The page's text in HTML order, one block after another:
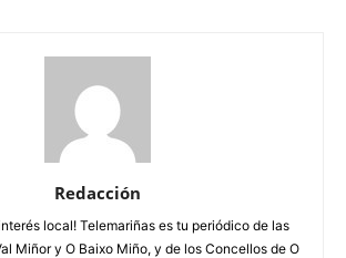
Redacción
local! Telemariñas es tu periódico de las
Miñor y O Baixo Miño, y de los Concellos de O